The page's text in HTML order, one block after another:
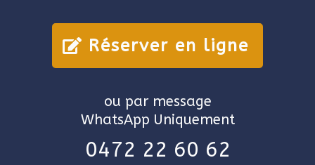
Réserver en ligne
ou par message
WhatsApp Uniquement
0472 22 60 62